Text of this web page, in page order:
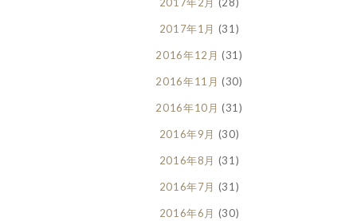
2017年2月 (28)
2017年1月 (31)
2016年12月 (31)
2016年11月 (30)
2016年10月 (31)
2016年9月 (30)
2016年8月 (31)
2016年7月 (31)
2016年6月 (30)